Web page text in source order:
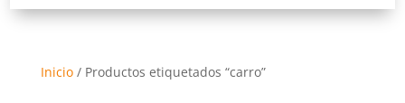
Inicio/ Productos etiquetados “carro”